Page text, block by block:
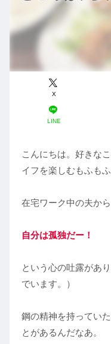
X
LINE
こんにちは。好きな
イフを楽しむもふもふ
在宅ワーク中の夫から
自分は孤独だー！
という心の吐露があ
でいます。）
鋼の精神を持ってい
とがあるんだなあ。